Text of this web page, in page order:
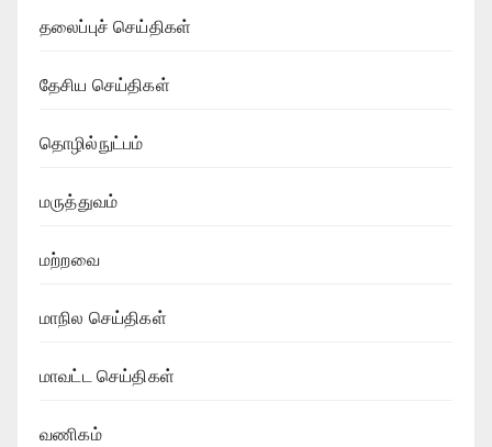
தலைப்புச் செய்திகள்
தேசிய செய்திகள்
தொழில்நுட்பம்
மருத்துவம்
மற்றவை
மாநில செய்திகள்
மாவட்ட செய்திகள்
வணிகம்